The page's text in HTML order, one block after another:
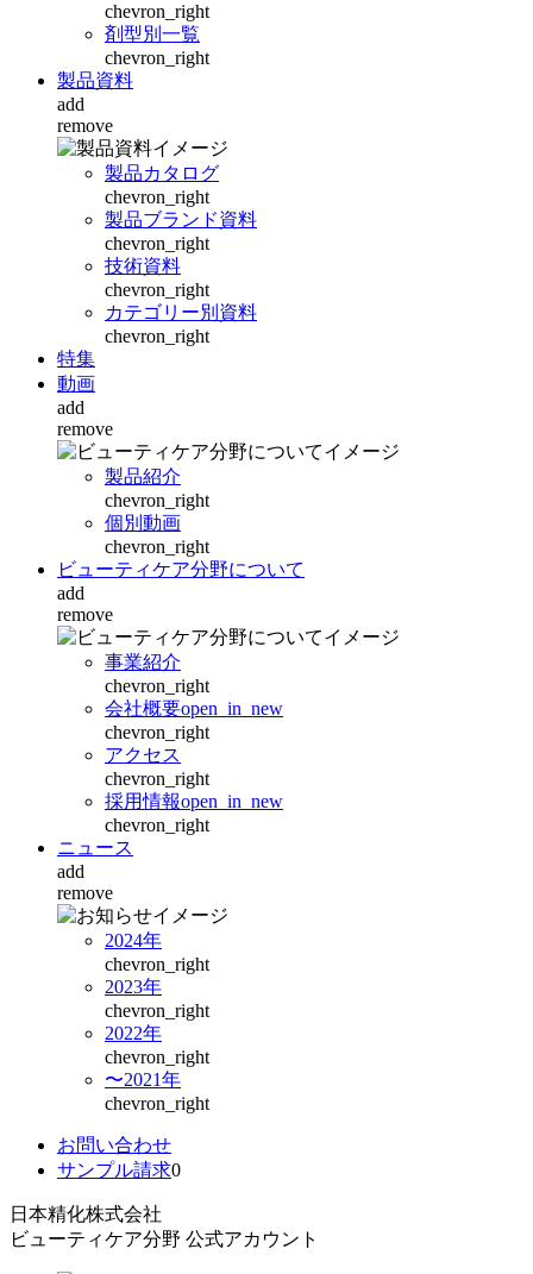
chevron_right
剤型別一覧
chevron_right
製品資料
add
remove
製品カタログ
chevron_right
製品ブランド資料
chevron_right
技術資料
chevron_right
カテゴリー別資料
chevron_right
特集
動画
add
remove
製品紹介
chevron_right
個別動画
chevron_right
ビューティケア分野について
add
remove
事業紹介
chevron_right
会社概要open_in_new
chevron_right
アクセス
chevron_right
採用情報open_in_new
chevron_right
ニュース
add
remove
2024年
chevron_right
2023年
chevron_right
2022年
chevron_right
〜2021年
chevron_right
お問い合わせ
サンプル請求0
日本精化株式会社
ビューティケア分野 公式アカウント